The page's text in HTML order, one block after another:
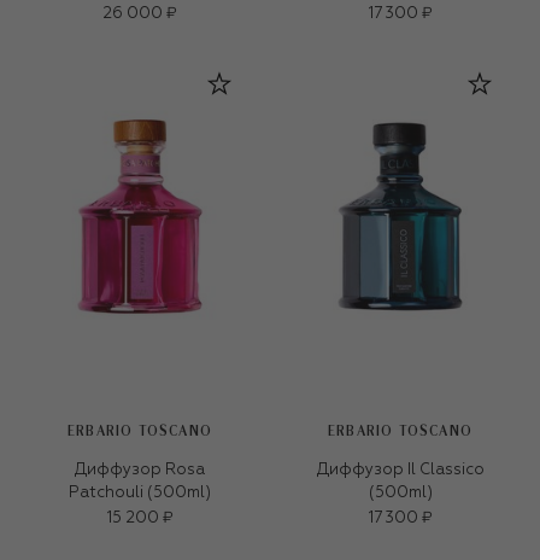
26 000 ₽
17 300 ₽
ERBARIO TOSCANO
Диффузор Rosa
Patchouli (500ml)
15 200 ₽
ERBARIO TOSCANO
Диффузор Il Classico
(500ml)
17 300 ₽